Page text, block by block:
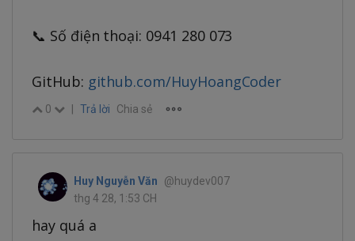
📞 Số điện thoại: 0941 280 073
GitHub: github.com/HuyHoangCoder
0 Trả lời Chia sẻ
Huy Nguyễn Văn
@huydev007
thg 4 28, 1:53 CH
hay quá a